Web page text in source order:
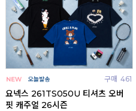
구매 461
요넥스 261TS050U 티셔츠 오버
핏 캐주얼 26시즌